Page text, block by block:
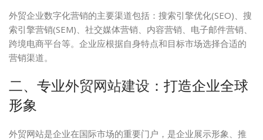
外贸企业数字化营销的主要渠道包括：搜索引擎优化(SEO)、搜
索引擎营销(SEM)、社交媒体营销、内容营销、电子邮件营销、
跨境电商平台等。企业应根据自身特点和目标市场选择合适的
营销渠道。
二、专业外贸网站建设 ：打造企业全球
形象
外贸网站是企业在国际市场的重要门户，是企业展示形象、推